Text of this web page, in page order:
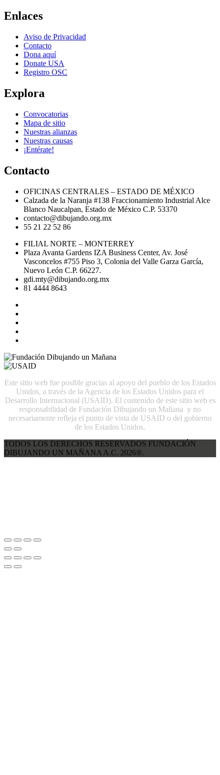
Enlaces
Aviso de Privacidad
Contacto
Dona aquí
Donate USA
Registro OSC
Explora
Convocatorias
Mapa de sitio
Nuestras alianzas
Nuestras causas
¡Entérate!
Contacto
OFICINAS CENTRALES – ESTADO DE MÉXICO
Calzada de la Naranja #138 Fraccionamiento Industrial Alce
Blanco Naucalpan, Estado de México C.P. 53370
contacto@dibujando.org.mx
55 21 22 52 86
FILIAL NORTE – MONTERREY
Plaza Avanta Gardens IZA Business Center, Av. José
Vasconcelos #755 Piso 3, Colonia del Valle Garza García,
Nuevo León C.P. 66227.
gdi.mty@dibujando.org.mx
81 4444 8643
Este sitio web fue posible gracias al apoyo del pueblo de los Estados
Unidos, a través de la Agencia de los Estados Unidos para el
Desarrollo Internacional (USAID). El contenido de este sitio web es
responsabilidad de Fundación Dibujando un Mañana y no
necesariamente refleja el punto de vista de USAID o del gobierno
de los Estados Unidos.
TODOS LOS DERECHOS RESERVADOS FUNDACIÓN
DIBUJANDO UN MAÑANA A.C. 2026®.